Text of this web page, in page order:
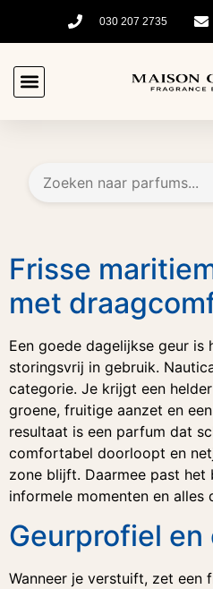
030 207 2735
Frisse
met
Een goede dagelijkse geur is
storingsvrij in gebruik.
categorie. Je krijgt een
groene, fruitige aanzet en
resultaat is een parfum dat
comfortabel doorloopt en
zone blijft. Daarmee past het
informele momenten en alles
Geurprofiel
Wanneer je verstuift, zet een